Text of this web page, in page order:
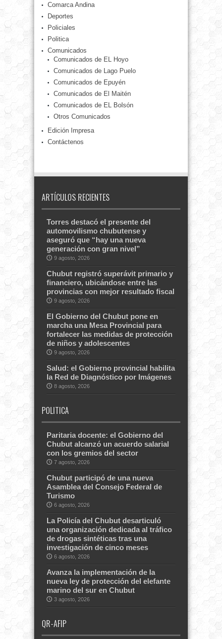
Comarca Andina
Deportes
Policiales
Politica
Comunicados
Comunicados de EL Hoyo
Comunicados de Lago Puelo
Comunicados de Epuyén
Comunicados de El Maitén
Comunicados de EL Bolsón
Otros Comunicados
Edición Impresa
Contáctenos
ARTÍCULOS RECIENTES
Torres destacó el presente del
automovilismo chubutense y
aseguró que “hay una nueva
generación con gran nivel”
9 agosto, 2026
Chubut registró superávit primario y
financiero, ubicándose entre las
provincias con mejor resultado fiscal
9 agosto, 2026
El Gobierno del Chubut pone en
marcha una Mesa Provincial para
fortalecer las medidas de protección
de niños y adolescentes
9 agosto, 2026
Salud: el Gobierno provincial habilita
la Red de Diagnóstico por Imágenes
8 agosto, 2026
POLITICA
Paritaria docente: el Gobierno del
Chubut alcanzó un acuerdo salarial
con los gremios del sector
7 agosto, 2026
Chubut participó de una nueva
Asamblea del Consejo Federal de
Turismo
6 agosto, 2026
La Policía del Chubut desarticuló
una organización dedicada al tráfico
de drogas sintéticas tras una
investigación de cinco meses
6 agosto, 2026
Avanza la implementación de la
nueva ley de protección del elefante
marino del sur en Chubut
3 agosto, 2026
QR-AFIP